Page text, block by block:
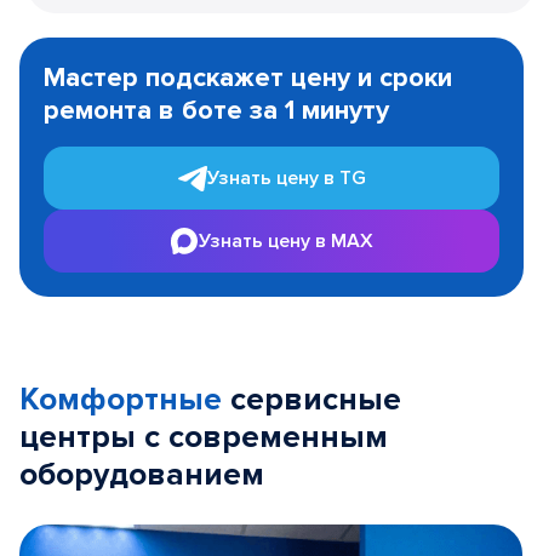
1
Мастер подскажет цену и сроки
ремонта в боте за 1 минуту
Узнать цену в TG
Узнать цену в MAX
Комфортные сервисные
центры с современным
оборудованием